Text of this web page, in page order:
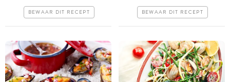
Makkelijk
BEWAAR DIT RECEPT Makkelijk
BEWAAR DIT RECEPT